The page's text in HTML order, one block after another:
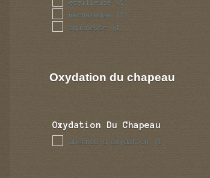
ecailleuse (1)
mechuleuse (1)
squameuse (1)
Oxydation du chapeau
Oxydation Du Chapeau
absence d oxydation (1)